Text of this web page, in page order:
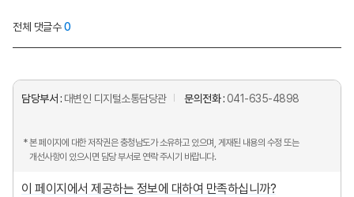
전체 댓글수0
담당부서 : 대변인 디지털소통담당관 문의전화 : 041-635-4898
* 본 페이지에 대한 저작권은 충청남도가 소유하고 있으며, 게재된 내용의 수정 또는
개선사항이 있으시면 담당 부서로 연락 주시기 바랍니다.
이 페이지에서 제공하는 정보에 대하여 만족하십니까?